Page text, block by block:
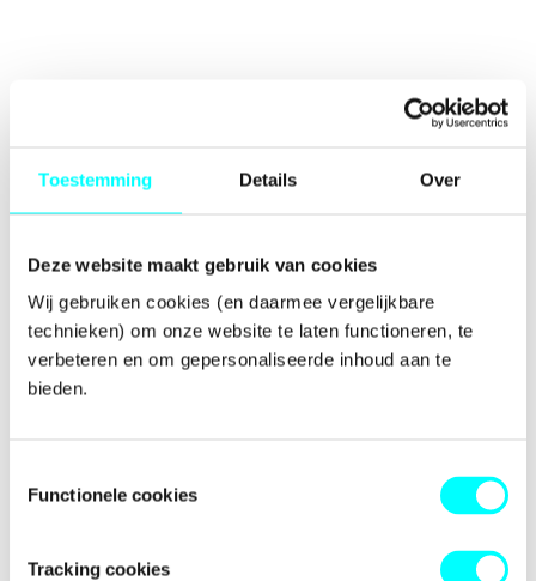
Toestemming Details Over
Deze website maakt gebruik van cookies
Wij gebruiken cookies (en daarmee vergelijkbare
technieken) om onze website te laten functioneren, te
verbeteren en om gepersonaliseerde inhoud aan te
bieden.
Functionele cookies
Tracking cookies
-side exception has occurred while
browser consolefor